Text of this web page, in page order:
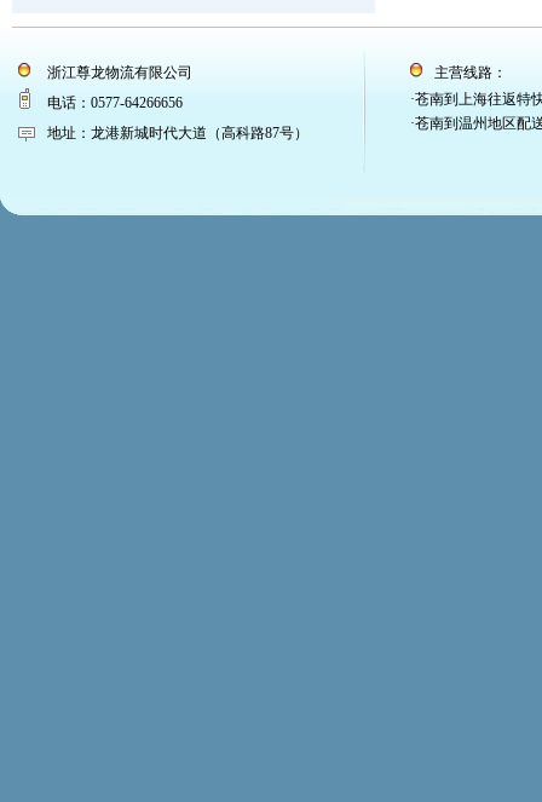
浙江尊龙物流有限公司
电话：0577-64266656
地址：龙港新城时代大道（高科路87号）
主营线路：
·苍南到上海往返特
·苍南到温州地区配